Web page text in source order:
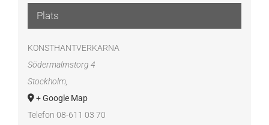
Plats
KONSTHANTVERKARNA
Södermalmstorg 4
Stockholm,
+ Google Map
Telefon 08-611 03 70